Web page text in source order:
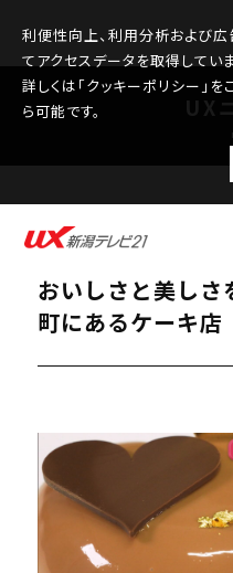
利便性向上、利用分析および
てアクセスデータを取得していま
詳しくは「クッキーポリシー」を
ら可能です。
2025.11.20
【特集】〝ケーキ
おいしさと美しさ
町にあるケーキ店